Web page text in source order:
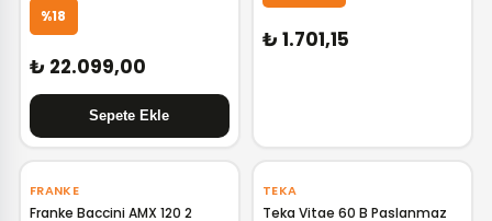
%18
₺ 22.099,00
₺ 1.701,15
FRANKE
Franke Baccini AMX 120 2
TEKA
Teka Vitae 60 B Paslanmaz